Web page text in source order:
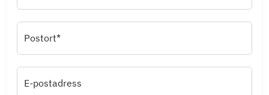
Postort*
E-postadress